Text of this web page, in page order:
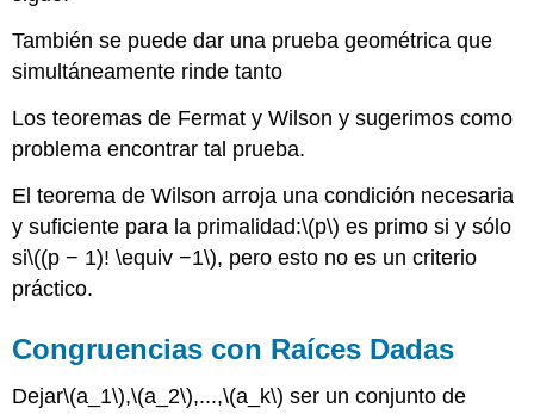
También se puede dar una prueba geométrica que
simultáneamente rinde tanto
Los teoremas de Fermat y Wilson y sugerimos como
problema encontrar tal prueba.
El teorema de Wilson arroja una condición necesaria
y suficiente para la primalidad:\(p\) es primo si y sólo
si\((p − 1)! \equiv −1\), pero esto no es un criterio
práctico.
Congruencias con Raíces Dadas
Dejar\(a_1\),\(a_2\),...,\(a_k\) ser un conjunto de